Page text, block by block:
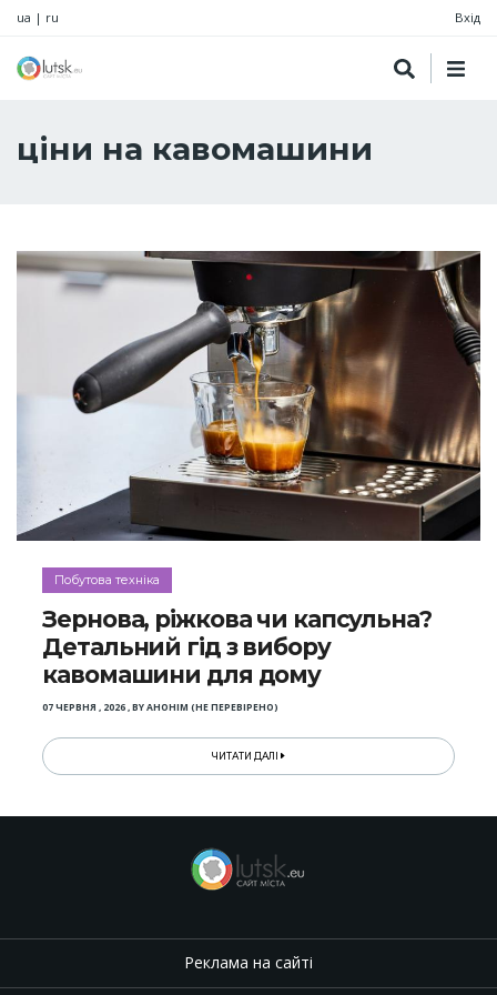
ua | ru Вхід
ціни на кавомашини
Побутова техніка
Зернова, ріжкова чи капсульна?
Детальний гід з вибору
кавомашини для дому
07 ЧЕРВНЯ , 2026,BYАНОНІМ (НЕ ПЕРЕВІРЕНО)
ЧИТАТИ ДАЛІ
Реклама на сайті